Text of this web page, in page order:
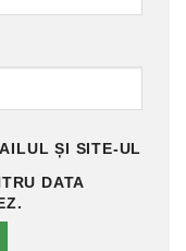
ȘI SITE-UL
DATA